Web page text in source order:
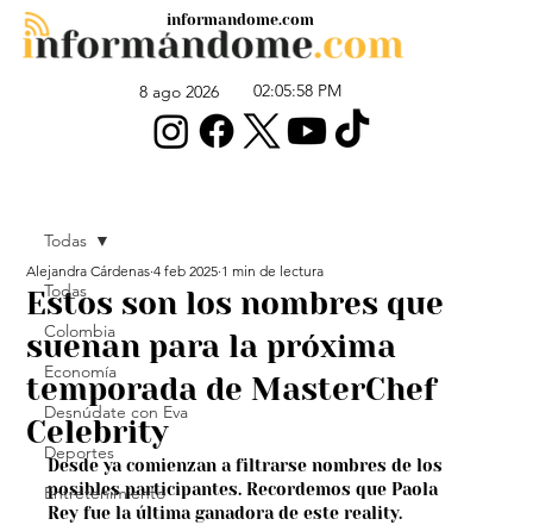
8 ago 2026 02:05:58 PM
informandome.com
Todas
Colombia
Economía
Desnúdate con Eva
Deportes
Entretenimiento
Todas
Estos son los nombres que
suenan para la próxima
temporada de MasterChef
Celebrity
Alejandra Cárdenas 4 feb 2025 1 min de lectura
Desde ya comienzan a filtrarse nombres de los
posibles participantes. Recordemos que Paola
Rey fue la última ganadora de este reality.